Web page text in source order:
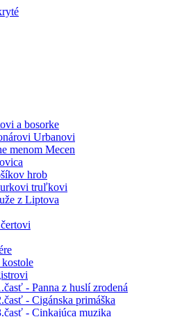
a bosorke
Urbanovi
menom Mecen
hrob
truľkovi
z Liptova
- Panna z huslí zrodená
- Cigánska primáška
- Cinkajúca muzika